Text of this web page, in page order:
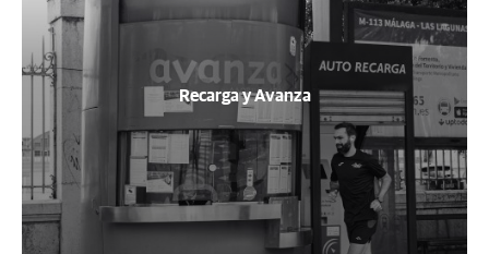
Recarga y Avanza